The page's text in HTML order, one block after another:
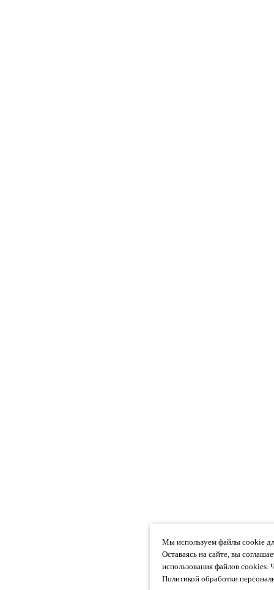
Мы используем файлы cookie
Оставаясь на сайте, вы
использования файлов cookies.
Политикой обработки